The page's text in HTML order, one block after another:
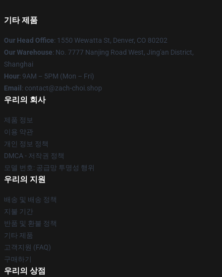
기타 제품
Our Head Office: 1550 Wewatta St, Denver, CO 80202
Our Warehouse: No. 7777 Nanjing Road West, Jing'an District,
Shanghai
Hour: 9AM – 5PM (Mon – Fri)
Email : contact@zach-choi.shop
우리의 회사
제품 정보
이용 약관
개인 정보 정책
DMCA - 저작권 정책
모델 번호: 공급망 투명성 행위
우리의 지원
배송 및 배송 정책
지불 기간
반품 및 환불 정책
기타 제품
고객지원 (FAQ)
구매하기
우리의 상점